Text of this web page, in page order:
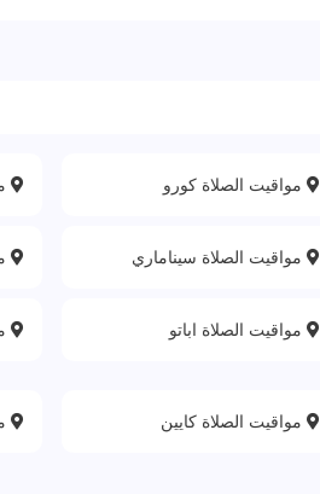
مواقيت الصلاة كورو
مواقيت الصلاة سيناماري
مواقيت الصلاة اباتو
مواقيت الصلاة كايين